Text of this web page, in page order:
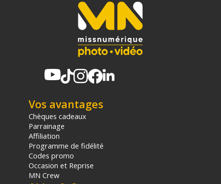
Vos avantages
Chèques cadeaux
Parrainage
Affiliation
Programme de fidélité
Codes promo
Occasion et Reprise
MN Crew